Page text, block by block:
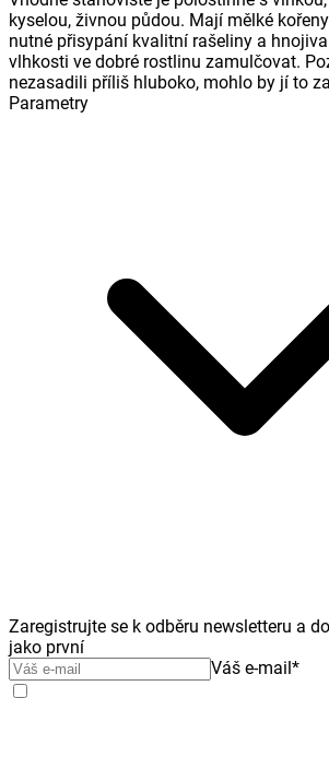
kyselou, živnou půdou. Mají mělké
nutné přisypání kvalitní rašeliny a
vlhkosti ve dobré rostlinu zamulčovat.
nezasadili příliš hluboko, mohlo by jí to
Parametry
Zaregistrujte se k odběru newsletteru a
jako první
Váš e-mail*